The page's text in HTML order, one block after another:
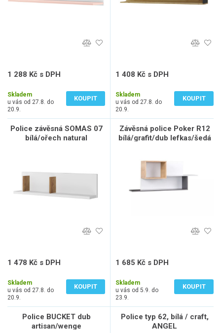
1 288 Kč s DPH
Skladem
u vás od 27.8. do
20.9.
KOUPIT
1 408 Kč s DPH
Skladem
u vás od 27.8. do
20.9.
KOUPIT
Police závěsná SOMAS 07
bílá/ořech natural
1 478 Kč s DPH
Skladem
u vás od 27.8. do
20.9.
KOUPIT
Závěsná police Poker R12
bílá/grafit/dub lefkas/šedá
1 685 Kč s DPH
Skladem
u vás od 5.9. do
23.9.
KOUPIT
Police BUCKET dub
artisan/wenge
Police typ 62, bílá / craft,
ANGEL